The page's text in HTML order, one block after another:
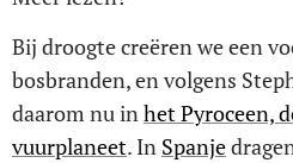
Bij droogte creëren we een
bosbranden, en volgens
daarom nu in het Pyroceen,
vuurplaneet. In Spanje